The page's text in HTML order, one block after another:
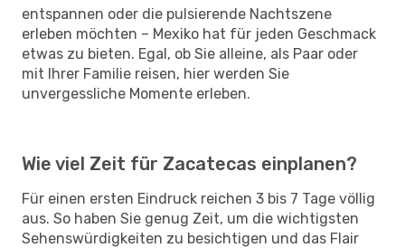
entspannen oder die pulsierende Nachtszene
erleben möchten – Mexiko hat für jeden Geschmack
etwas zu bieten. Egal, ob Sie alleine, als Paar oder
mit Ihrer Familie reisen, hier werden Sie
unvergessliche Momente erleben.
Wie viel Zeit für Zacatecas einplanen?
Für einen ersten Eindruck reichen 3 bis 7 Tage völlig
aus. So haben Sie genug Zeit, um die wichtigsten
Sehenswürdigkeiten zu besichtigen und das Flair